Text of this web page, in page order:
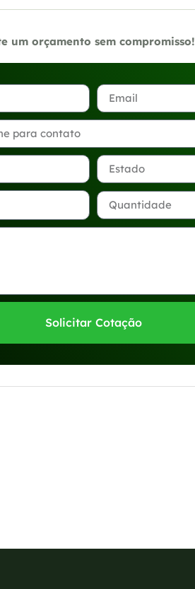
orçamento sem compromisso!
Solicitar Cotação